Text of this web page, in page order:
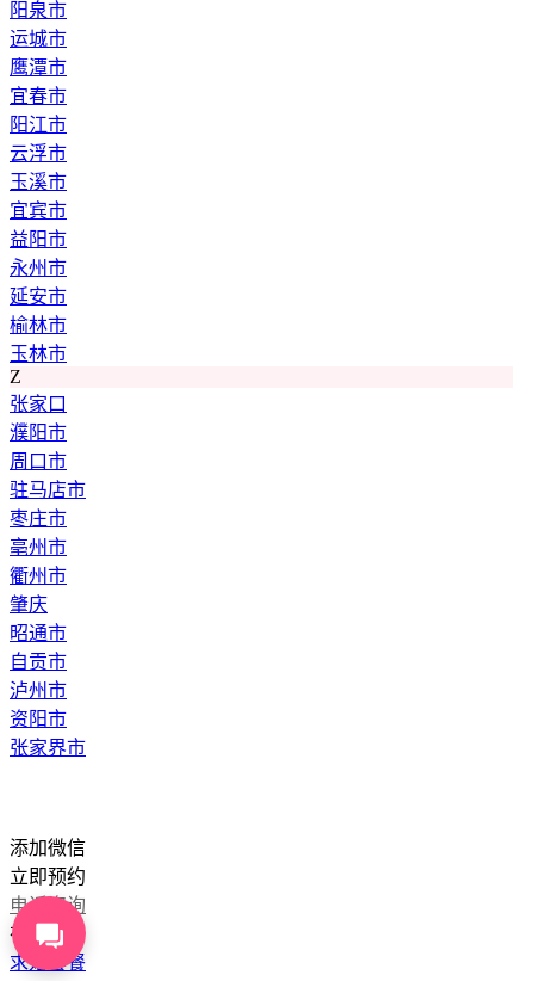
阳泉市
运城市
鹰潭市
宜春市
阳江市
云浮市
玉溪市
宜宾市
益阳市
永州市
延安市
榆林市
玉林市
Z
张家口
濮阳市
周口市
驻马店市
枣庄市
亳州市
衢州市
肇庆
昭通市
自贡市
泸州市
资阳市
张家界市
添加微信
立即预约
电话咨询
在线咨询
求婚套餐